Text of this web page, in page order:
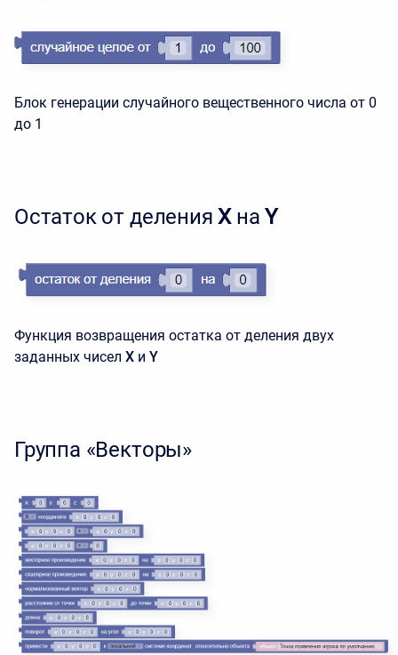
Блок генерации случайного вещественного числа от 0
до 1
Остаток от деления X на Y
Функция возвращения остатка от деления двух
заданных чисел X и Y
Группа «Векторы»